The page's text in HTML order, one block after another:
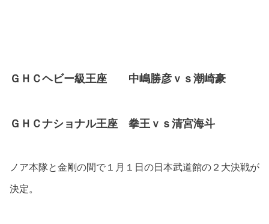
ＧＨＣヘビー級王座 中嶋勝彦ｖｓ潮崎豪
ＧＨＣナショナル王座 拳王ｖｓ清宮海斗
ノア本隊と金剛の間で１月１日の日本武道館の２大決戦が
決定。